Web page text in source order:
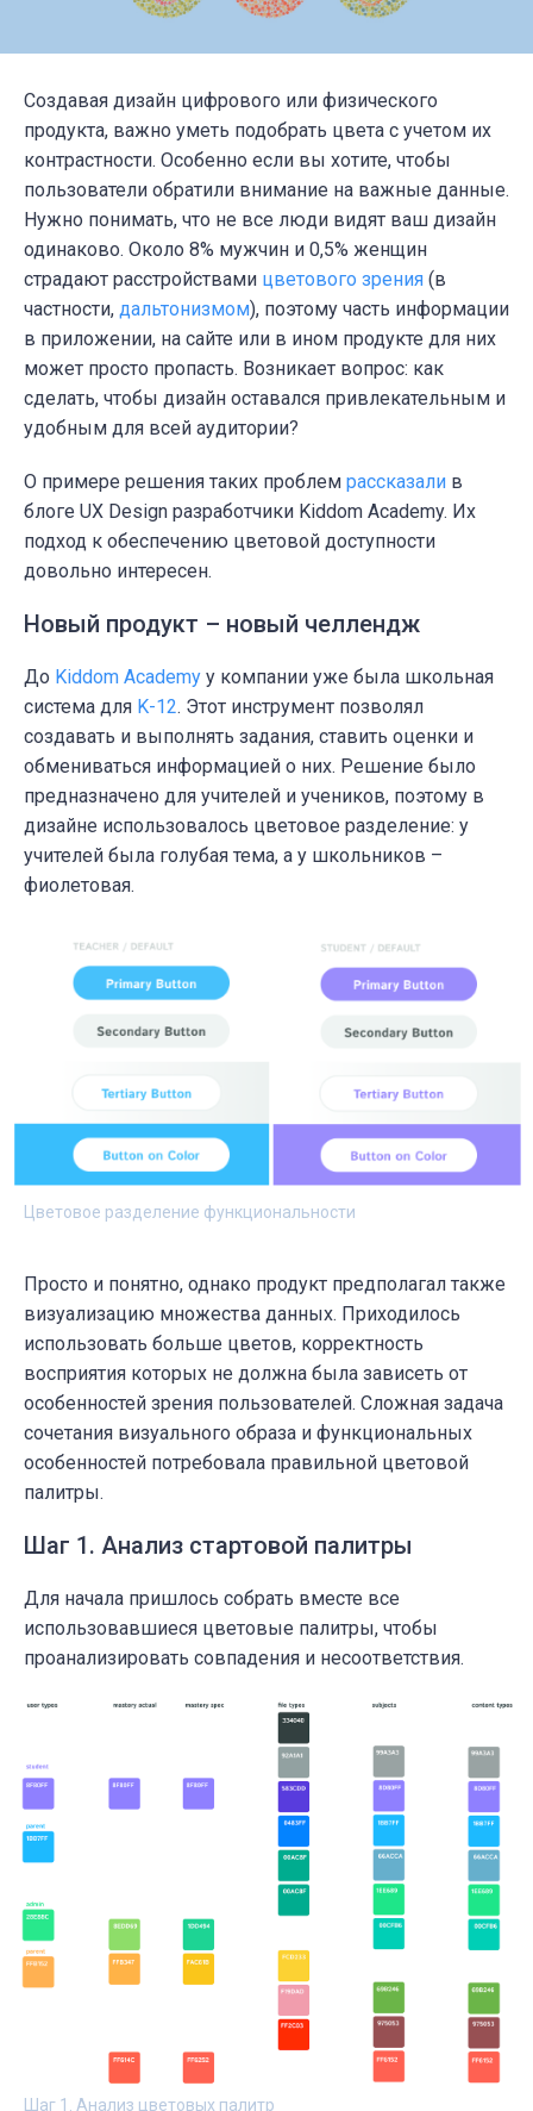
Создавая дизайн цифрового или физического
продукта, важно уметь подобрать цвета с учетом их
контрастности. Особенно если вы хотите, чтобы
пользователи обратили внимание на важные данные.
Нужно понимать, что не все люди видят ваш дизайн
одинаково. Около 8% мужчин и 0,5% женщин
страдают расстройствами цветового зрения (в
частности, дальтонизмом), поэтому часть информации
в приложении, на сайте или в ином продукте для них
может просто пропасть. Возникает вопрос: как
сделать, чтобы дизайн оставался привлекательным и
удобным для всей аудитории?
О примере решения таких проблем рассказали в
блоге UX Design разработчики Kiddom Academy. Их
подход к обеспечению цветовой доступности
довольно интересен.
Новый продукт – новый челлендж
До Kiddom Academy у компании уже была школьная
система для K-12. Этот инструмент позволял
создавать и выполнять задания, ставить оценки и
обмениваться информацией о них. Решение было
предназначено для учителей и учеников, поэтому в
дизайне использовалось цветовое разделение: у
учителей была голубая тема, а у школьников –
фиолетовая.
Цветовое разделение функциональности
Просто и понятно, однако продукт предполагал также
визуализацию множества данных. Приходилось
использовать больше цветов, корректность
восприятия которых не должна была зависеть от
особенностей зрения пользователей. Сложная задача
сочетания визуального образа и функциональных
особенностей потребовала правильной цветовой
палитры.
Шаг 1. Анализ стартовой палитры
Для начала пришлось собрать вместе все
использовавшиеся цветовые палитры, чтобы
проанализировать совпадения и несоответствия.
Шаг 1. Анализ цветовых палитр